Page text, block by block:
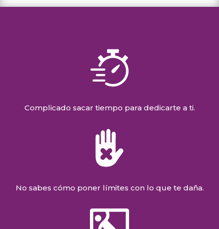
Complicado sacar tiempo para dedicarte a ti.
No sabes cómo poner límites con lo que te daña.